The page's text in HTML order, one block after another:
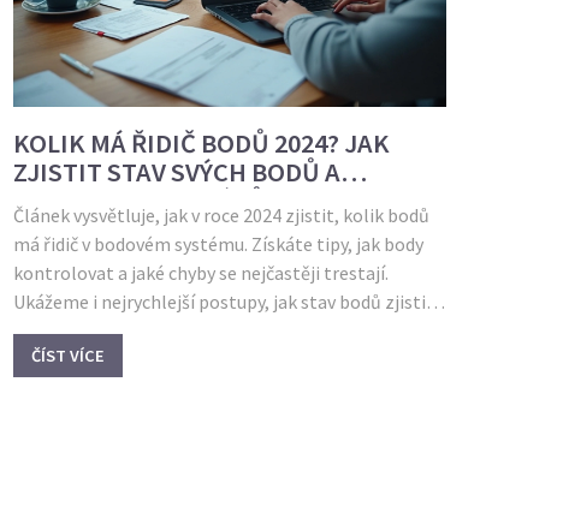
KOLIK MÁ ŘIDIČ BODŮ 2024? JAK
ZJISTIT STAV SVÝCH BODŮ A
VYHNOUT SE MALÉRŮM
Článek vysvětluje, jak v roce 2024 zjistit, kolik bodů
má řidič v bodovém systému. Získáte tipy, jak body
kontrolovat a jaké chyby se nejčastěji trestají.
Ukážeme i nejrychlejší postupy, jak stav bodů zjistit
online nebo osobně. Přiblížíme změny v pravidlech
pro letošní rok a poradíme, na co si dát pozor, aby
ČÍST VÍCE